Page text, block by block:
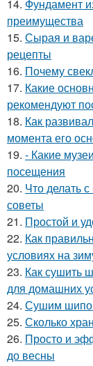
14. Фундамент
преимущества
15. Сырая и
рецепты
16. Почему
17. Какие
рекомендуют
18. Как
момента его
19. - Какие
посещения
20. Что делать
советы
21. Простой и
22. Как
условиях на
23. Как сушить
для домашних
24. Сушим
25. Сколько
26. Просто и
до весны